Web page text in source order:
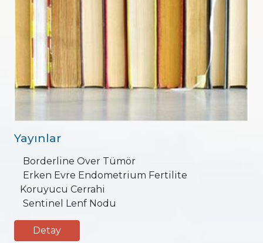
Yayınlar
Borderline Over Tümör
Erken Evre Endometrium Fertilite
Koruyucu Cerrahi
Sentinel Lenf Nodu
Detay